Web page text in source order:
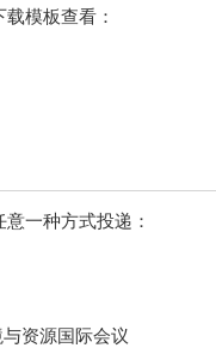
模板查看：
一种方式投递：
资源国际会议